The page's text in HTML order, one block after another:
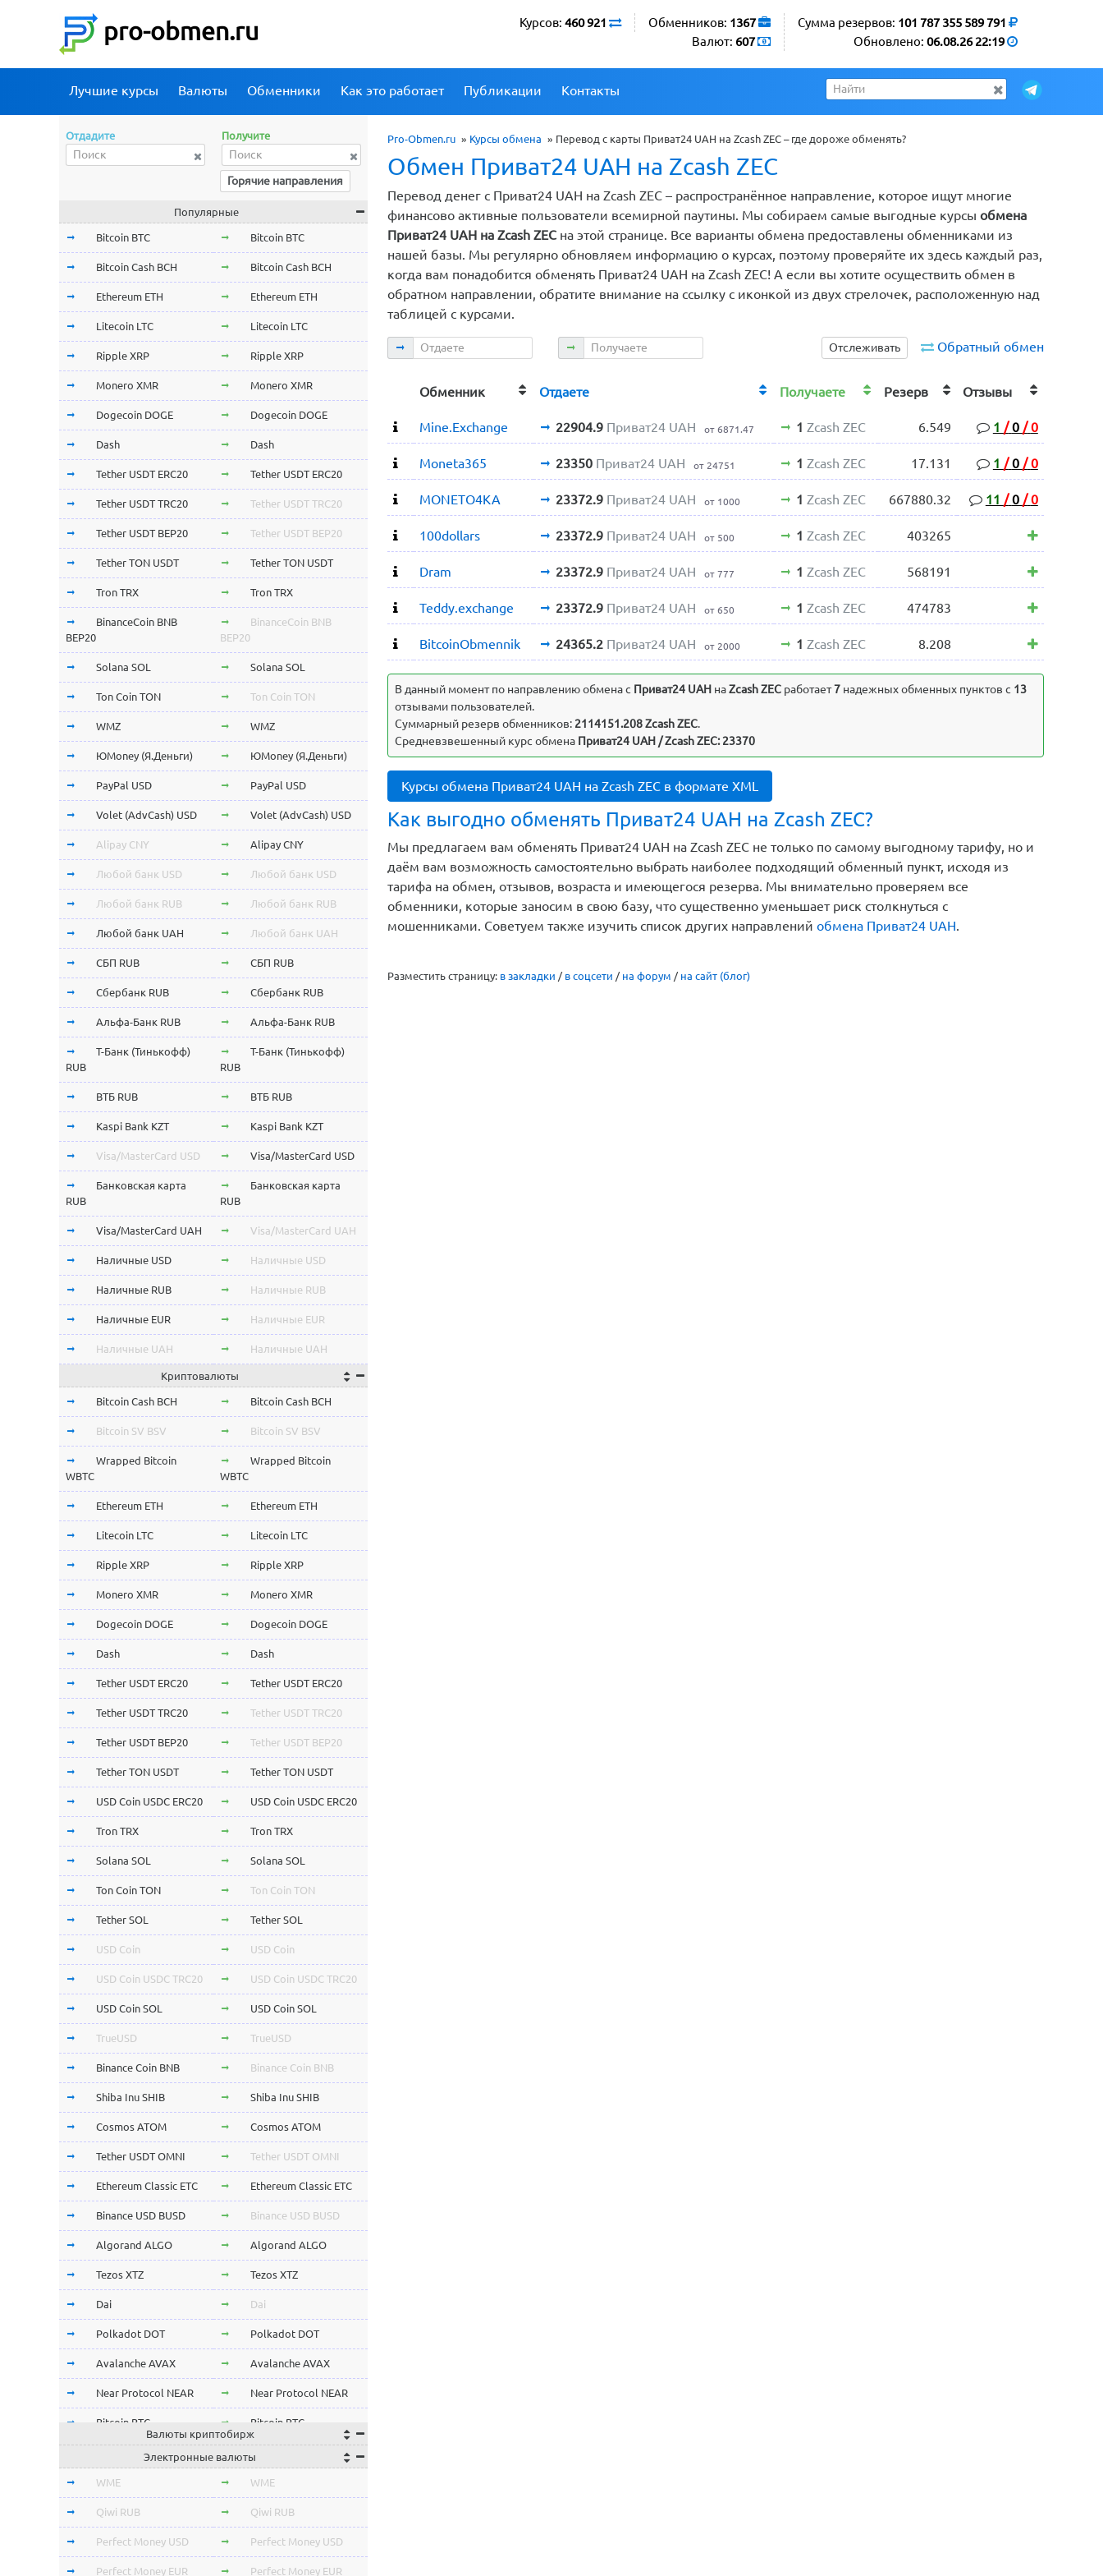
pro-obmen.ru Сумма резервов: 101 787 355 589 791
Обновлено: 06.08.26 22:19
Обменников: 1367
Валют: 607
Курсов: 460 921
Лучшие курсы Валюты Обменники Как это работает Публикации Контакты
Pro-Obmen.ru » Курсы обмена » Перевод с карты Приват24 UAH на Zcash ZEC – где дороже обменять?
Обмен Приват24 UAH на Zcash ZEC
Перевод денег с Приват24 UAH на Zcash ZEC – распространённое направление, которое ищут многие
финансово активные пользователи всемирной паутины. Мы собираем самые выгодные курсы обмена
Приват24 UAH на Zcash ZEC на этой странице. Все варианты обмена предоставлены обменниками из
нашей базы. Мы регулярно обновляем информацию о курсах, поэтому проверяйте их здесь каждый раз,
когда вам понадобится обменять Приват24 UAH на Zcash ZEC! А если вы хотите осуществить обмен в
обратном направлении, обратите внимание на ссылку с иконкой из двух стрелочек, расположенную над
таблицей с курсами.
Обратный обмен
Отслеживать
Отдаете Получаете
Обменник Отдаете Получаете Резерв Отзывы
Mine.Exchange 22904.9 Приват24 UAH от 6871.47 1 Zcash ZEC 6.549 1 / 0 / 0
Moneta365 23350 Приват24 UAH от 24751 1 Zcash ZEC 17.131 1 / 0 / 0
MONETO4KA 23372.9 Приват24 UAH от 1000 1 Zcash ZEC 667880.32 11 / 0 / 0
100dollars 23372.9 Приват24 UAH от 500 1 Zcash ZEC 403265
Dram 23372.9 Приват24 UAH от 777 1 Zcash ZEC 568191
Teddy.exchange 23372.9 Приват24 UAH от 650 1 Zcash ZEC 474783
BitcoinObmennik 24365.2 Приват24 UAH от 2000 1 Zcash ZEC 8.208
В данный момент по направлению обмена c Приват24 UAH наZcash ZEC работает7 надежных обменных пунктов с 13
отзывами пользователей.
Суммарный резерв обменников: 2114151.208 Zcash ZEC.
Средневзвешенный курс обмена Приват24 UAH / Zcash ZEC: 23370
Курсы обмена Приват24 UAH на Zcash ZEC в формате XML
Как выгодно обменять Приват24 UAH на Zcash ZEC?
Мы предлагаем вам обменять Приват24 UAH на Zcash ZEC не только по самому выгодному тарифу, но и
даём вам возможность самостоятельно выбрать наиболее подходящий обменный пункт, исходя из
тарифа на обмен, отзывов, возраста и имеющегося резерва. Мы внимательно проверяем все
обменники, которые заносим в свою базу, что существенно уменьшает риск столкнуться с
мошенниками. Советуем также изучить список других направлений обмена Приват24 UAH.
Разместить страницу: в закладки / в соцсети / на форум / на сайт (блог)
Отдадите Получите
Горячие направления
Популярные
Bitcoin BTC Bitcoin BTC
Bitcoin Cash BCH Bitcoin Cash BCH
Ethereum ETH Ethereum ETH
Litecoin LTC Litecoin LTC
Ripple XRP Ripple XRP
Monero XMR Monero XMR
Dogecoin DOGE Dogecoin DOGE
Dash Dash
Tether USDT ERC20 Tether USDT ERC20
Tether USDT TRC20 Tether USDT TRC20
Tether USDT BEP20 Tether USDT BEP20
Tether TON USDT Tether TON USDT
Tron TRX Tron TRX
BinanceCoin BNB
BEP20
BinanceCoin BNB
BEP20
Solana SOL Solana SOL
Ton Coin TON Ton Coin TON
WMZ WMZ
ЮMoney (Я.Деньги) ЮMoney (Я.Деньги)
PayPal USD PayPal USD
Volet (AdvCash) USD Volet (AdvCash) USD
Alipay CNY Alipay CNY
Любой банк USD Любой банк USD
Любой банк RUB Любой банк RUB
Любой банк UAH Любой банк UAH
СБП RUB СБП RUB
Сбербанк RUB Сбербанк RUB
Альфа-Банк RUB Альфа-Банк RUB
Т-Банк (Тинькофф)
RUB
Т-Банк (Тинькофф)
RUB
ВТБ RUB ВТБ RUB
Kaspi Bank KZT Kaspi Bank KZT
Visa/MasterCard USD Visa/MasterCard USD
Банковская карта
RUB
Банковская карта
RUB
Visa/MasterCard UAH Visa/MasterCard UAH
Наличные USD Наличные USD
Наличные RUB Наличные RUB
Наличные EUR Наличные EUR
Наличные UAH Наличные UAH
Криптовалюты
Bitcoin Cash BCH Bitcoin Cash BCH
Bitcoin SV BSV Bitcoin SV BSV
Wrapped Bitcoin
WBTC
Wrapped Bitcoin
WBTC
Ethereum ETH Ethereum ETH
Litecoin LTC Litecoin LTC
Ripple XRP Ripple XRP
Monero XMR Monero XMR
Dogecoin DOGE Dogecoin DOGE
Dash Dash
Tether USDT ERC20 Tether USDT ERC20
Tether USDT TRC20 Tether USDT TRC20
Tether USDT BEP20 Tether USDT BEP20
Tether TON USDT Tether TON USDT
USD Coin USDC ERC20 USD Coin USDC ERC20
Tron TRX Tron TRX
Solana SOL Solana SOL
Ton Coin TON Ton Coin TON
Tether SOL Tether SOL
USD Coin USD Coin
USD Coin USDC TRC20 USD Coin USDC TRC20
USD Coin SOL USD Coin SOL
TrueUSD TrueUSD
Binance Coin BNB Binance Coin BNB
Shiba Inu SHIB Shiba Inu SHIB
Cosmos ATOM Cosmos ATOM
Tether USDT OMNI Tether USDT OMNI
Ethereum Classic ETC Ethereum Classic ETC
Binance USD BUSD Binance USD BUSD
Algorand ALGO Algorand ALGO
Tezos XTZ Tezos XTZ
Dai Dai
Polkadot DOT Polkadot DOT
Avalanche AVAX Avalanche AVAX
Near Protocol NEAR Near Protocol NEAR
Bitcoin BTC Bitcoin BTC
Terra LUNA
Cardano ADA Cardano ADA
OmiseGo OMG OmiseGo OMG
Verge XVG Verge XVG
BitTorrent BTT BitTorrent BTT
Валюты криптобирж
Электронные валюты
WME WME
Qiwi RUB Qiwi RUB
Perfect Money USD Perfect Money USD
Perfect Money EUR Perfect Money EUR